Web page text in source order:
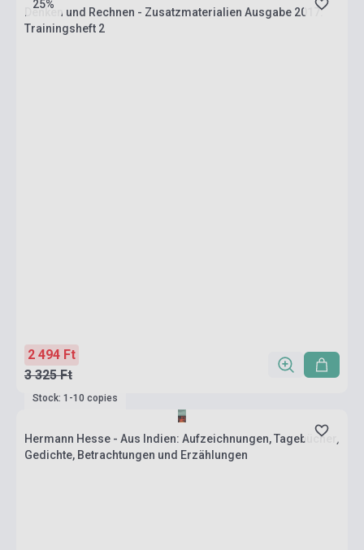
25%
Denken und Rechnen - Zusatzmaterialien Ausgabe 2017:
Trainingsheft 2
2 494 Ft
3 325 Ft
Stock: 1-10 copies
Hermann Hesse - Aus Indien: Aufzeichnungen, Tagebücher,
Gedichte, Betrachtungen und Erzählungen